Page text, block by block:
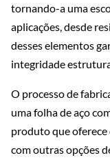
tornando-a uma
aplicações, desde
desses elementos
integridade
O processo de
uma folha de aço
produto que
com outras opções